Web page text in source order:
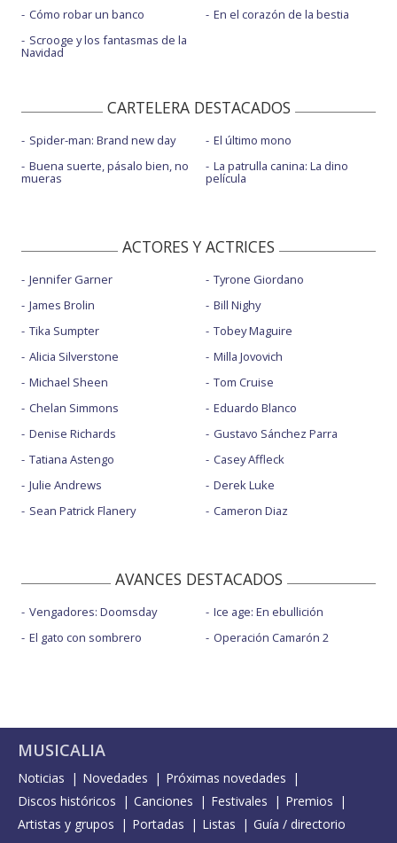
Cómo robar un banco
Scrooge y los fantasmas de la
Navidad
En el corazón de la bestia
CARTELERA DESTACADOS
Spider-man: Brand new day
Buena suerte, pásalo bien, no
mueras
El último mono
La patrulla canina: La dino
película
ACTORES Y ACTRICES
Jennifer Garner
James Brolin
Tika Sumpter
Alicia Silverstone
Michael Sheen
Chelan Simmons
Denise Richards
Tatiana Astengo
Julie Andrews
Sean Patrick Flanery
Tyrone Giordano
Bill Nighy
Tobey Maguire
Milla Jovovich
Tom Cruise
Eduardo Blanco
Gustavo Sánchez Parra
Casey Affleck
Derek Luke
Cameron Diaz
AVANCES DESTACADOS
Vengadores: Doomsday
El gato con sombrero
Ice age: En ebullición
Operación Camarón 2
MUSICALIA
Noticias Novedades
Próximas novedades
Discos históricos
Canciones Festivales
Premios
Artistas y grupos
Portadas Listas Guía / directorio